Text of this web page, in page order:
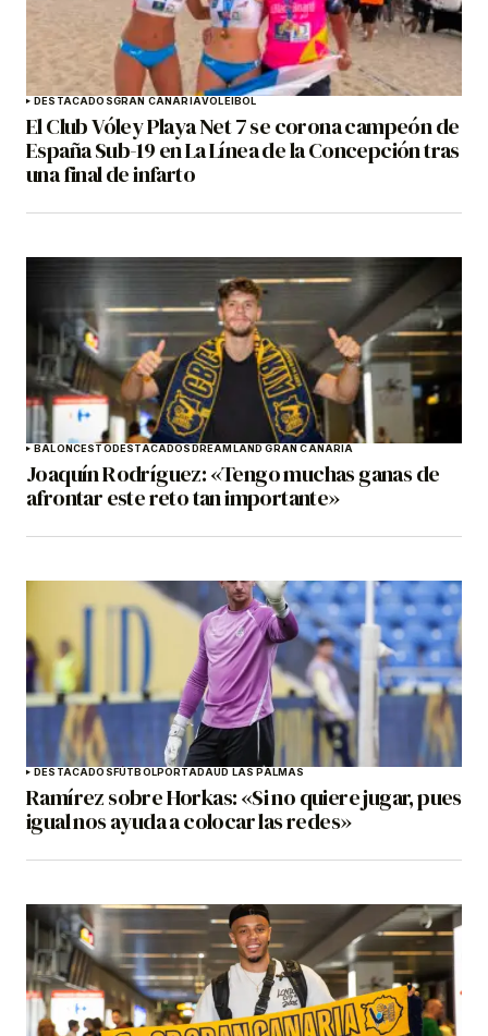
DESTACADOSGRAN CANARIAVOLEIBOL
El Club Vóley Playa Net 7 se corona campeón de
España Sub-19 en La Línea de la Concepción tras
una final de infarto
BALONCESTODESTACADOSDREAMLAND GRAN CANARIA
Joaquín Rodríguez: «Tengo muchas ganas de
afrontar este reto tan importante»
DESTACADOSFÚTBOLPORTADAUD LAS PALMAS
Ramírez sobre Horkas: «Si no quiere jugar, pues
igual nos ayuda a colocar las redes»